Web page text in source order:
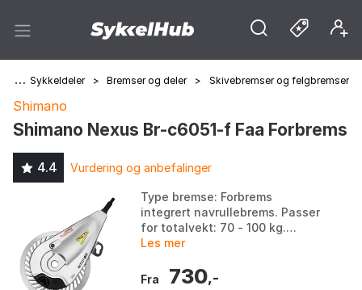
> Sykkeldeler > Bremser og deler > Skivebremser og felgbremser
Shimano
Shimano Nexus Br-c6051-f Faa Forbrems
4.4 Vurdering og anbefalinger
Type bremse: Forbrems
integrert navrullebrems. Passer
for totalvekt: 70 - 100 kg.
Materiale ytre deksel: Rustfritt
enn BR-C3001-R...
Les mer
Fra 730,-